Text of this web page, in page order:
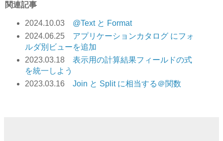
関連記事
2024.10.03 @Text と Format
2024.06.25 アプリケーションカタログ にフォ
ルダ別ビューを追加
2023.03.18 表示用の計算結果フィールドの式
を統一しよう
2023.03.16 Join と Split に相当する＠関数